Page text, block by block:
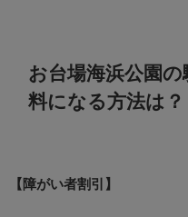
お台場海浜公園
料になる方法は？
【障がい者割引】